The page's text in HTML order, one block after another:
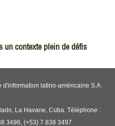
un contexte plein de défis
d'information latino-américaine S.A.
La Havane, Cuba. Téléphone :
3496, (+53) 7 838 3497